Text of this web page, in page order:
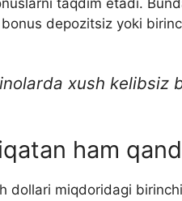
taqdim etadi.
depozitsiz yoki
xush
ham
dollari miqdoridagi